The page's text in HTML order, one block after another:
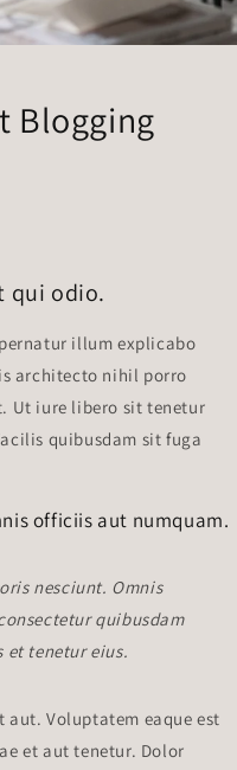
Blogging
qui odio.
illum explicabo
architecto nihil porro
Ut iure libero sit tenetur
quibusdam sit fuga
officiis aut numquam.
nesciunt. Omnis
quibusdam
tenetur eius.
aut. Voluptatem eaque est
et aut tenetur. Dolor